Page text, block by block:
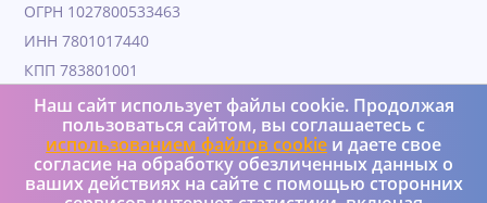
Наш сайт использует файлы cookie. Продолжая
пользоваться сайтом, вы соглашаетесь с
использованием файлов cookie и даете свое
согласие на обработку обезличенных данных о
ваших действиях на сайте с помощью сторонних
ОГРН 1027800533463
ИНН 7801017440
КПП 783801001
Дата образования 04.11.1991
Юридический адрес 190000, Г.Санкт-петербург, ул
Гороховая, д. 25, литера а, пом 4Н
+7 (950) 037-08-73